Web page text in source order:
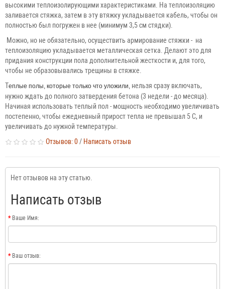
высокими теплоизолирующими характеристиками. На теплоизоляцию
заливается стяжка, затем в эту втяжку укладывается кабель, чтобы он
полностью был погружен в нее (минимум 3,5 см стядки).
Можно, но не обязательно, осуществить армирование стяжки - на
теплоизоляцию укладывается металлическая сетка. Делают это для
придания конструкции пола дополнительной жесткости и, для того,
чтобы не образовывались трещины в стяжке.
Теплые полы, которые только что уложили, нельзя сразу включать,
нужно ждать до полного затвердения бетона (3 недели - до месяца).
Начиная использовать теплый пол - мощность необходимо увеличивать
постепенно, чтобы ежедневный прирост тепла не превышал 5 С, и
увеличивать до нужной температуры.
Отзывов: 0/ Написать отзыв
Нет отзывов на эту статью.
Написать отзыв
Ваше Имя:
Ваш отзыв: